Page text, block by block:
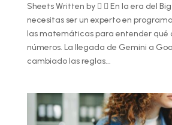
Sheets Written by   En la era del
necesitas ser un experto en
las matemáticas para entender qué
números. La llegada de Gemini a
cambiado las reglas...